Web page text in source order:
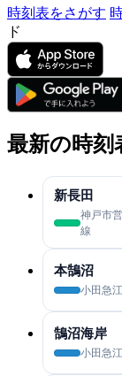
時刻表をさがす
ド
最新の時刻
新長田
神戸市
線
本鵠沼
小田急
鵠沼海岸
小田急